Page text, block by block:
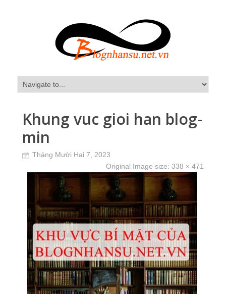
Khung vuc gioi han blog-
min
Tháng Mười Hai 7, 2023
Original Image size: 338 × 471